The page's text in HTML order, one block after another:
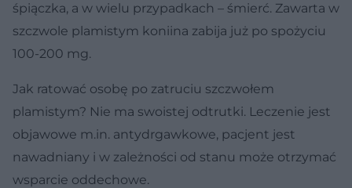
śpiączka, a w wielu przypadkach – śmierć. Zawarta w
szczwole plamistym koniina zabija już po spożyciu
100-200 mg.
Jak ratować osobę po zatruciu szczwołem
plamistym? Nie ma swoistej odtrutki. Leczenie jest
objawowe m.in. antydrgawkowe, pacjent jest
nawadniany i w zależności od stanu może otrzymać
wsparcie oddechowe.